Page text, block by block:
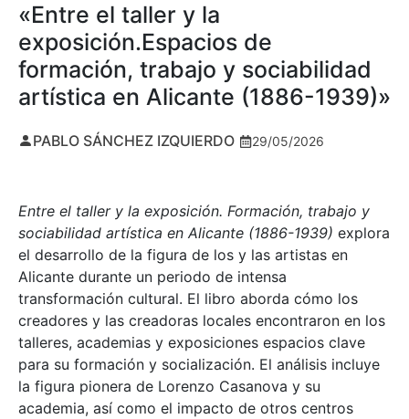
«Entre el taller y la
exposición.Espacios de
formación, trabajo y sociabilidad
artística en Alicante (1886-1939)»
PABLO SÁNCHEZ IZQUIERDO 29/05/2026
Entre el taller y la exposición. Formación, trabajo y
sociabilidad artística en Alicante (1886-1939) explora
el desarrollo de la figura de los y las artistas en
Alicante durante un periodo de intensa
transformación cultural. El libro aborda cómo los
creadores y las creadoras locales encontraron en los
talleres, academias y exposiciones espacios clave
para su formación y socialización. El análisis incluye
la figura pionera de Lorenzo Casanova y su
academia, así como el impacto de otros centros